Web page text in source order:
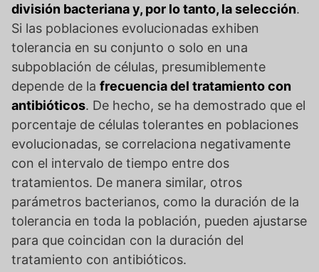
división bacteriana y, por lo tanto, la selección.
Si las poblaciones evolucionadas exhiben
tolerancia en su conjunto o solo en una
subpoblación de células, presumiblemente
depende de la frecuencia del tratamiento con
antibióticos. De hecho, se ha demostrado que el
porcentaje de células tolerantes en poblaciones
evolucionadas, se correlaciona negativamente
con el intervalo de tiempo entre dos
tratamientos. De manera similar, otros
parámetros bacterianos, como la duración de la
tolerancia en toda la población, pueden ajustarse
para que coincidan con la duración del
tratamiento con antibióticos.